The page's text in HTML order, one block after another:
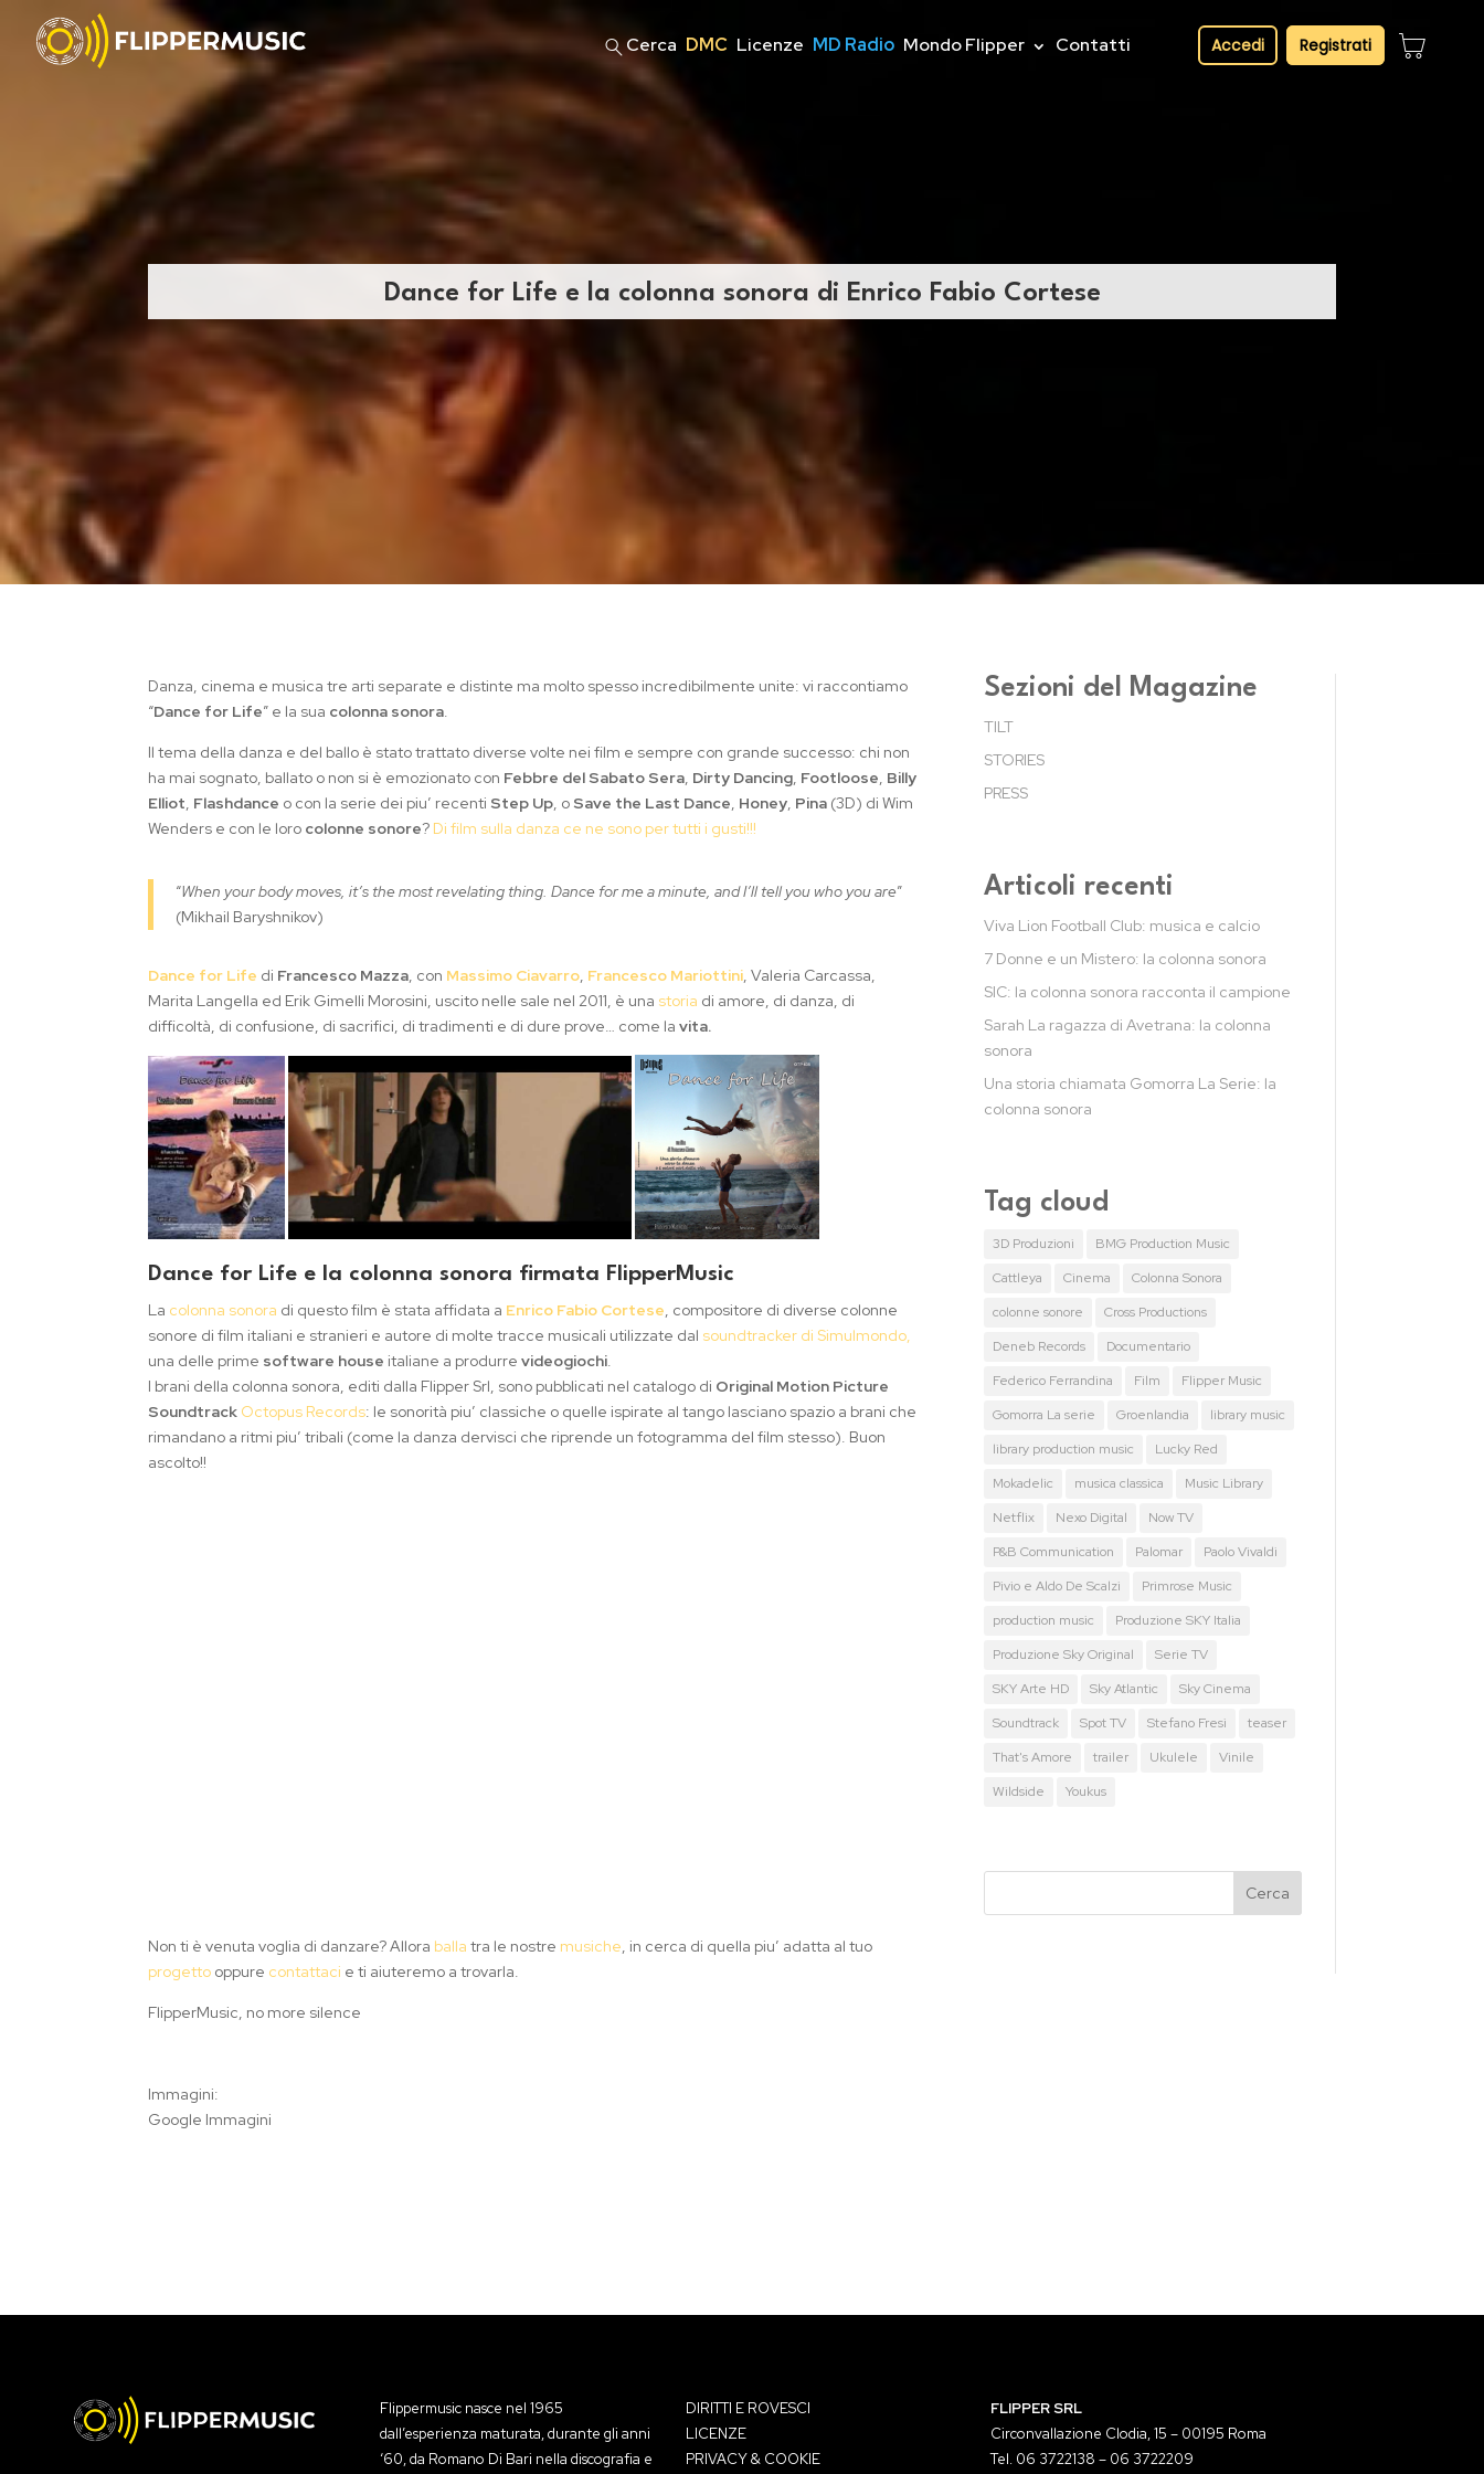
Cerca DMC Licenze MD Radio Mondo Flipper Contatti Accedi Registrati
Dance for Life e la colonna sonora di Enrico Fabio Cortese
Danza, cinema e musica tre arti separate e distinte ma molto spesso incredibilmente unite: vi raccontiamo
“Dance for Life” e la sua colonna sonora.
Il tema della danza e del ballo è stato trattato diverse volte nei film e sempre con grande successo: chi non
ha mai sognato, ballato o non si è emozionato con Febbre del Sabato Sera, Dirty Dancing, Footloose, Billy
Elliot, Flashdance o con la serie dei piu’ recenti Step Up, o Save the Last Dance, Honey, Pina (3D) di Wim
Wenders e con le loro colonne sonore? Di film sulla danza ce ne sono per tutti i gusti!!!
“When your body moves, it’s the most revelating thing. Dance for me a minute, and I’ll tell you who you are”
(Mikhail Baryshnikov)
Dance for Life di Francesco Mazza, con Massimo Ciavarro, Francesco Mariottini, Valeria Carcassa,
Marita Langella ed Erik Gimelli Morosini, uscito nelle sale nel 2011, è una storia di amore, di danza, di
difficoltà, di confusione, di sacrifici, di tradimenti e di dure prove… come lavita.
Dance for Life e la colonna sonora firmata FlipperMusic
La colonna sonora di questo film è stata affidata a Enrico Fabio Cortese, compositore di diverse colonne
sonore di film italiani e stranieri e autore di molte tracce musicali utilizzate dal soundtracker di Simulmondo,
una delle prime software house italiane a produrrevideogiochi.
I brani della colonna sonora, editi dalla Flipper Srl, sono pubblicati nel catalogo di Original Motion Picture
Soundtrack Octopus Records: le sonorità piu’ classiche o quelle ispirate al tango lasciano spazio a brani che
rimandano a ritmi piu’ tribali (come la danza dervisci che riprende un fotogramma del film stesso). Buon
ascolto!!
Non ti è venuta voglia di danzare? Allora ballatra le nostre musiche, in cerca di quella piu’ adatta al tuo
progetto oppure contattaci e ti aiuteremo a trovarla.
FlipperMusic, no more silence
Immagini:
Google Immagini
Sezioni del Magazine
TILT
STORIES
PRESS
Articoli recenti
Viva Lion Football Club: musica e calcio
7 Donne e un Mistero: la colonna sonora
SIC: la colonna sonora racconta il campione
Sarah La ragazza di Avetrana: la colonna
sonora
Una storia chiamata Gomorra La Serie: la
colonna sonora
Tag cloud
3D Produzioni
BMG Production Music
Cattleya
Cinema
Colonna Sonora
colonne sonore
Cross Productions
Deneb Records
Documentario
Federico Ferrandina
Film
Flipper Music
Gomorra La serie
Groenlandia
library music
library production music
Lucky Red
Mokadelic
musica classica
Music Library
Netflix
Nexo Digital
Now TV
P&B Communication
Palomar
Paolo Vivaldi
Pivio e Aldo De Scalzi
Primrose Music
production music
Produzione SKY Italia
Produzione Sky Original
Serie TV
SKY Arte HD
Sky Atlantic
Sky Cinema
Soundtrack
Spot TV Stefano Fresi
teaser
That's Amore
trailer Ukulele
Vinile
Wildside
Youkus
Flippermusic nasce nel 1965
dall’esperienza maturata, durante gli anni
‘60, da Romano Di Bari nella discografia e
DIRITTI E ROVESCI
LICENZE
PRIVACY & COOKIE
FLIPPER SRL
Circonvallazione Clodia, 15 – 00195 Roma
Tel. 06 3722138 – 06 3722209